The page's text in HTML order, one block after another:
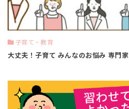
子育て・教育
大丈夫！子育て みんなのお悩み 専門